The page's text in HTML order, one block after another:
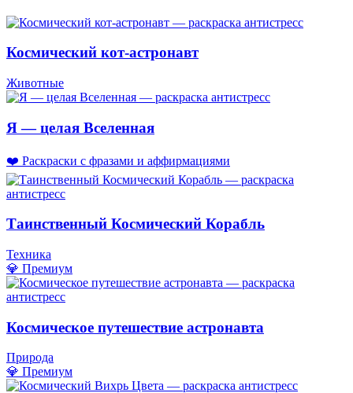
Космический кот-астронавт
Животные
Я — целая Вселенная
❤️ Раскраски с фразами и аффирмациями
Таинственный Космический Корабль
Техника
💎 Премиум
Космическое путешествие астронавта
Природа
💎 Премиум